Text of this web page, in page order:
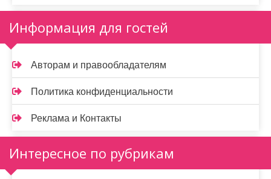
Информация для гостей
Авторам и правообладателям
Политика конфиденциальности
Реклама и Контакты
Интересное по рубрикам